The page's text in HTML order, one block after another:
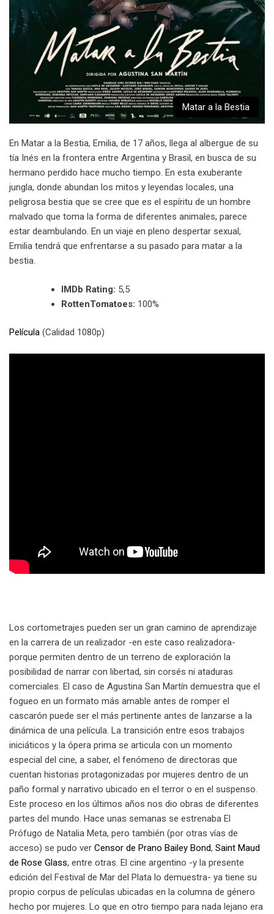
Matar a la Bestia
En Matar a la Bestia, Emilia, de 17 años, llega al albergue de su
tía Inés en la frontera entre Argentina y Brasil, en busca de su
hermano perdido hace mucho tiempo. En esta exuberante
jungla, donde abundan los mitos y leyendas locales, una
peligrosa bestia que se cree que es el espíritu de un hombre
malvado que toma la forma de diferentes animales, parece
estar deambulando. En un viaje en pleno despertar sexual,
Emilia tendrá que enfrentarse a su pasado para matar a la
bestia.
IMDb Rating: 5,5
RottenTomatoes: 100%
Película (Calidad 1080p)
Los cortometrajes pueden ser un gran camino de aprendizaje
en la carrera de un realizador -en este caso realizadora-
porque permiten dentro de un terreno de exploración la
posibilidad de narrar con libertad, sin corsés ni ataduras
comerciales. El caso de Agustina San Martín demuestra que el
fogueo en un formato más amable antes de romper el
cascarón puede ser el más pertinente antes de lanzarse a la
dinámica de una película. La transición entre esos trabajos
iniciáticos y la ópera prima se articula con un momento
especial del cine, a saber, el fenómeno de directoras que
cuentan historias protagonizadas por mujeres dentro de un
paño formal y narrativo ubicado en el terror o en el suspenso.
Este proceso en los últimos años nos dio obras de diferentes
partes del mundo. Hace unas semanas se estrenaba El
Prófugo de Natalia Meta, pero también (por otras vías de
acceso) se pudo ver Censor de Prano Bailey Bond, Saint Maud
de Rose Glass, entre otras. El cine argentino -y la presente
edición del Festival de Mar del Plata lo demuestra- ya tiene su
propio corpus de películas ubicadas en la columna de género
hecho por mujeres. Lo que en otro tiempo para nada lejano era